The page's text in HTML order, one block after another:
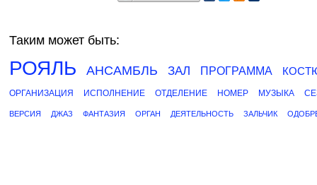
Таким может быть:
РОЯЛЬ АНСАМБЛЬ ЗАЛ ПРОГРАММА
ОРГАНИЗАЦИЯ ИСПОЛНЕНИЕ ОТДЕЛЕНИЕ НОМЕР МУЗЫКА
ВЕРСИЯ ДЖАЗ ФАНТАЗИЯ ОРГАН ДЕЯТЕЛЬНОСТЬ ЗАЛЬЧИК